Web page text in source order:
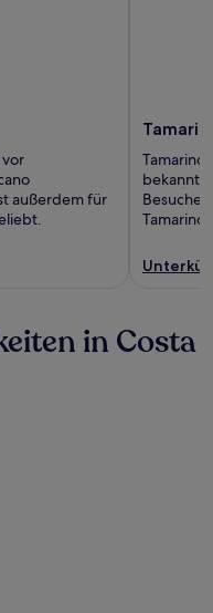
außerdem für
bekannt.
in Costa